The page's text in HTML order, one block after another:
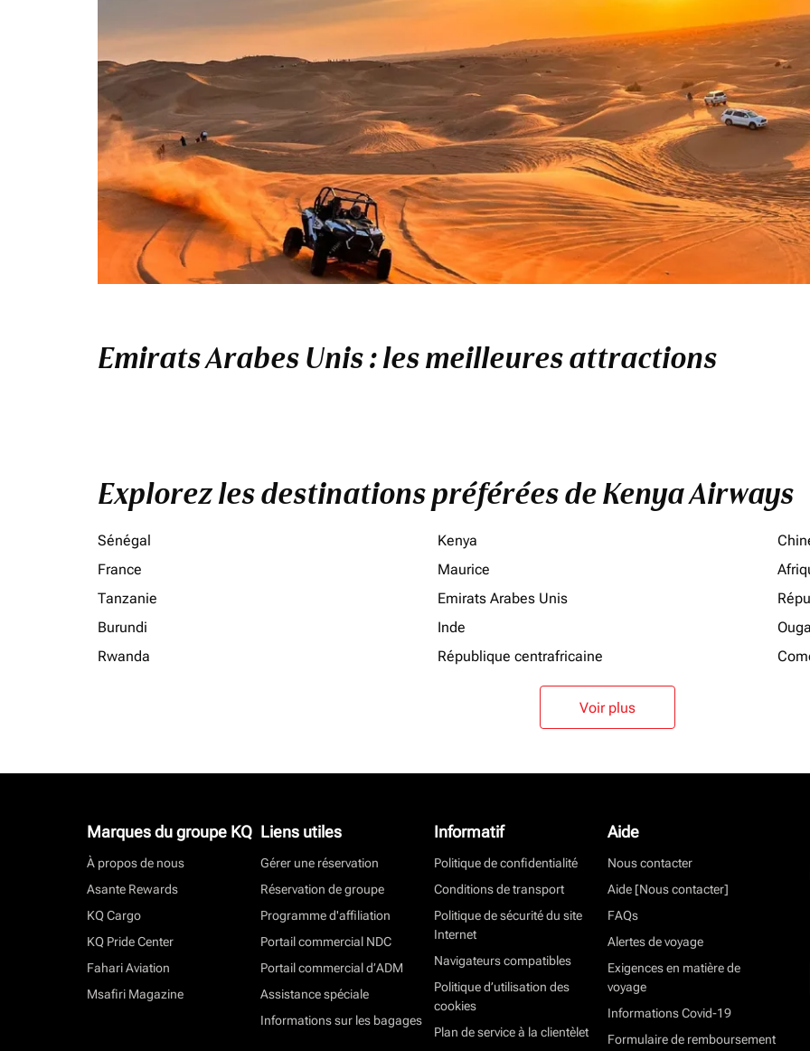
Emirats Arabes Unis : les meilleures attractions
Explorez les destinations préférées de Kenya Airways
Sénégal Kenya
France
Maurice
Tanzanie
Emirats Arabes Unis
Burundi
Inde
Rwanda
République centrafricaine
Voir plus
Marques du groupe KQ
À propos de nous
Asante Rewards
KQ Cargo
KQ Pride Center
Fahari Aviation
Msafiri Magazine
Liens utiles
Gérer une réservation
Réservation de groupe
Programme d'affiliation
Portail commercial NDC
Portail commercial d’ADM
Assistance spéciale
Informations sur les bagages
Informatif
Politique de confidentialité
Conditions de transport
Politique de sécurité du site
Internet
Navigateurs compatibles
Politique d’utilisation des
cookies
Plan de service à la clientèlet
Aide
Nous contacter
Aide [Nous contacter]
FAQs
Alertes de voyage
Exigences en matière de
voyage
Informations Covid-19
Formulaire de remboursement